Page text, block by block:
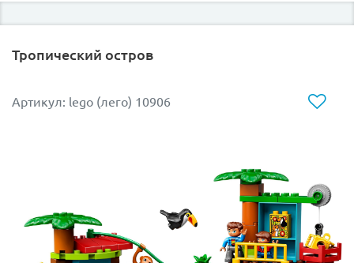
Тропический остров
Артикул: lego (лего) 10906